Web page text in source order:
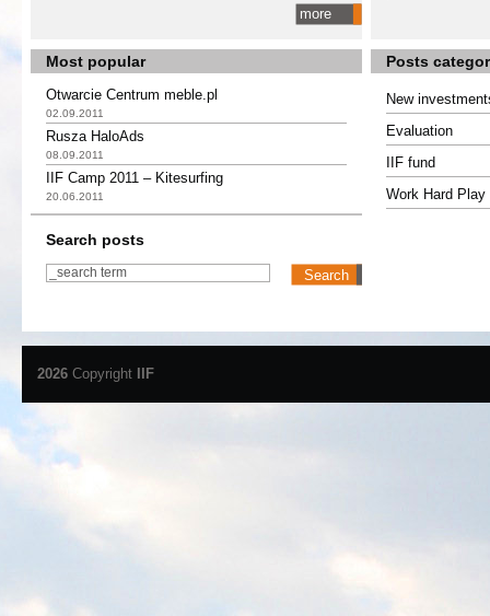
more
Most popular Posts
Otwarcie Centrum meble.pl
02.09.2011
Rusza HaloAds
08.09.2011
IIF Camp 2011 – Kitesurfing
20.06.2011
New
Evaluation
IIF fund
Work Hard Play
Search posts
2026 Copyright IIF